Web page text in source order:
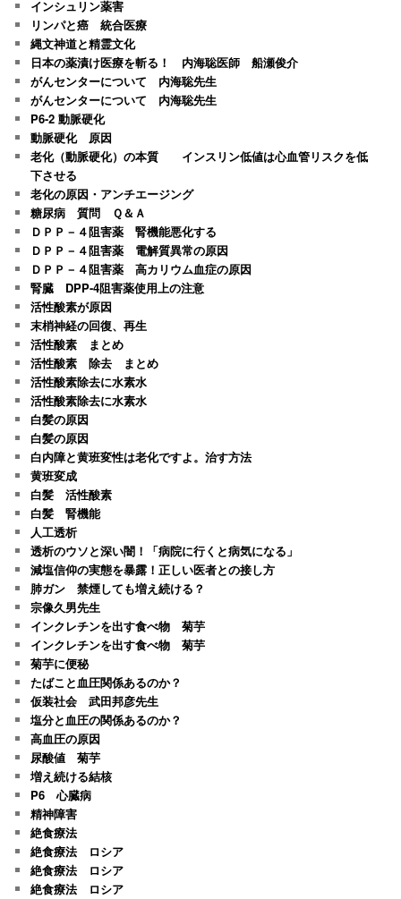
インシュリン薬害
リンパと癌 統合医療
縄文神道と精霊文化
日本の薬漬け医療を斬る！ 内海聡医師 船瀬俊介
がんセンターについて 内海聡先生
がんセンターについて 内海聡先生
P6-2 動脈硬化
動脈硬化 原因
老化（動脈硬化）の本質 インスリン低値は心血管リスクを低
下させる
老化の原因・アンチエージング
糖尿病 質問 Ｑ＆Ａ
ＤＰＰ－４阻害薬 腎機能悪化する
ＤＰＰ－４阻害薬 電解質異常の原因
ＤＰＰ－４阻害薬 高カリウム血症の原因
腎臓 DPP-4阻害薬使用上の注意
活性酸素が原因
末梢神経の回復、再生
活性酸素 まとめ
活性酸素 除去 まとめ
活性酸素除去に水素水
活性酸素除去に水素水
白髪の原因
白髪の原因
白内障と黄班変性は老化ですよ。治す方法
黄班変成
白髪 活性酸素
白髪 腎機能
人工透析
透析のウソと深い闇！「病院に行くと病気になる」
減塩信仰の実態を暴露！正しい医者との接し方
肺ガン 禁煙しても増え続ける？
宗像久男先生
インクレチンを出す食べ物 菊芋
インクレチンを出す食べ物 菊芋
菊芋に便秘
たばこと血圧関係あるのか？
仮装社会 武田邦彦先生
塩分と血圧の関係あるのか？
高血圧の原因
尿酸値 菊芋
増え続ける結核
P6 心臓病
精神障害
絶食療法
絶食療法 ロシア
絶食療法 ロシア
絶食療法 ロシア